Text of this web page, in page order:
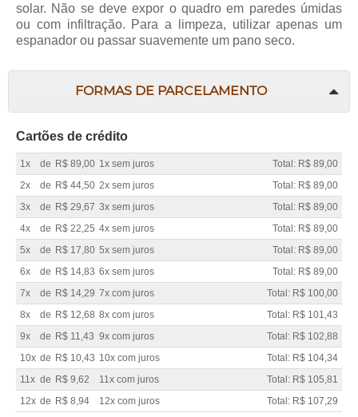
solar. Não se deve expor o quadro em paredes úmidas
ou com infiltração. Para a limpeza, utilizar apenas um
espanador ou passar suavemente um pano seco.
FORMAS DE PARCELAMENTO
Cartões de crédito
1x de R$ 89,00 1x sem juros
Total: R$ 89,00
2x
de R$ 44,50 2x sem juros
Total: R$ 89,00
3x
de R$ 29,67 3x sem juros
Total: R$ 89,00
4x
de R$ 22,25 4x sem juros
Total: R$ 89,00
5x
de R$ 17,80 5x sem juros
Total: R$ 89,00
6x
de R$ 14,83 6x sem juros
Total: R$ 89,00
7x
de R$ 14,29 7x com juros
Total: R$ 100,00
8x
de R$ 12,68 8x com juros
Total: R$ 101,43
9x
de R$ 11,43 9x com juros
Total: R$ 102,88
10x de R$ 10,43 10x com juros
Total: R$ 104,34
11x de R$ 9,62 11x com juros
Total: R$ 105,81
12x de R$ 8,94 12x com juros Total: R$ 107,29